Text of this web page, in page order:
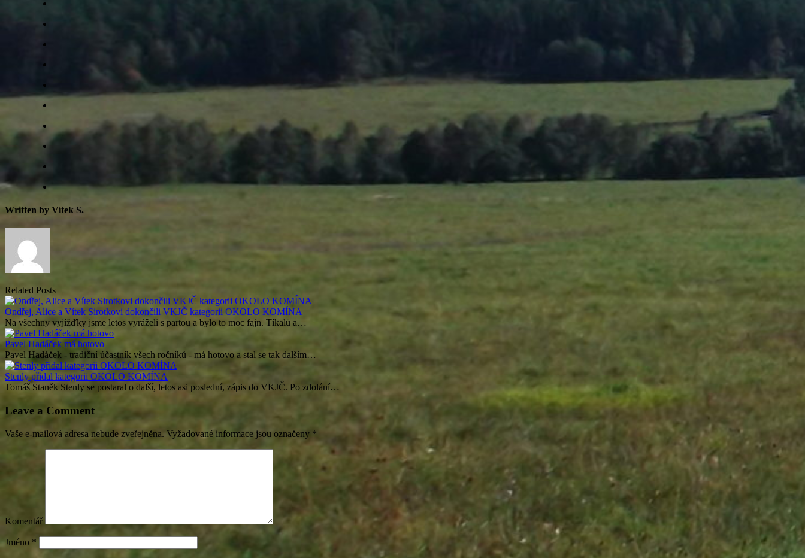
Written by Vítek S.
Related Posts
Ondřej, Alice a Vítek Sirotkovi dokončili VKJČ kategorii OKOLO KOMÍNA
Na všechny vyjížďky jsme letos vyráželi s partou a bylo to moc fajn. Tíkalů a…
Pavel Hadáček má hotovo
Pavel Hadáček - tradiční účastník všech ročníků - má hotovo a stal se tak dalším…
Stenly přidal kategorii OKOLO KOMÍNA
Tomáš Staněk Stenly se postaral o další, letos asi poslední, zápis do VKJČ. Po zdolání…
Leave a Comment
Vaše e-mailová adresa nebude zveřejněna. Vyžadované informace jsou označeny *
Komentář
Jméno *